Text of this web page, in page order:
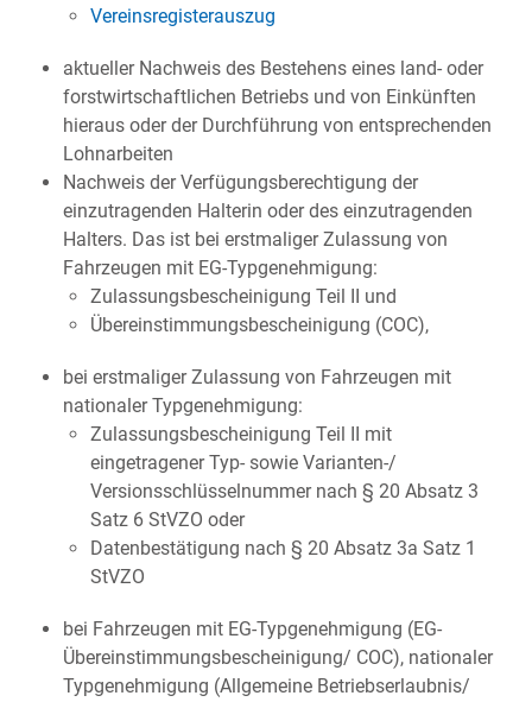
Vereinsregisterauszug
aktueller Nachweis des Bestehens eines land- oder
forstwirtschaftlichen Betriebs und von Einkünften
hieraus oder der Durchführung von entsprechenden
Lohnarbeiten
Nachweis der Verfügungsberechtigung der
einzutragenden Halterin oder des einzutragenden
Halters. Das ist bei erstmaliger Zulassung von
Fahrzeugen mit EG-Typgenehmigung:
Zulassungsbescheinigung Teil II und
Übereinstimmungsbescheinigung (COC),
bei erstmaliger Zulassung von Fahrzeugen mit
nationaler Typgenehmigung:
Zulassungsbescheinigung Teil II mit
eingetragener Typ- sowie Varianten-/
Versionsschlüsselnummer nach § 20 Absatz 3
Satz 6 StVZO oder
Datenbestätigung nach § 20 Absatz 3a Satz 1
StVZO
bei Fahrzeugen mit EG-Typgenehmigung (EG-
Übereinstimmungsbescheinigung/ COC), nationaler
Typgenehmigung (Allgemeine Betriebserlaubnis/